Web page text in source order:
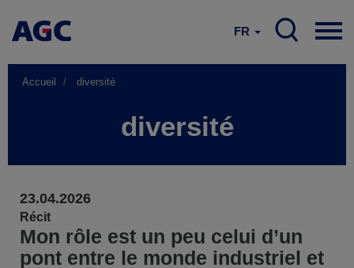
FR
Accueil diversité
diversité
23.04.2026
Récit
Mon rôle est un peu celui d’un
pont entre le monde industriel et